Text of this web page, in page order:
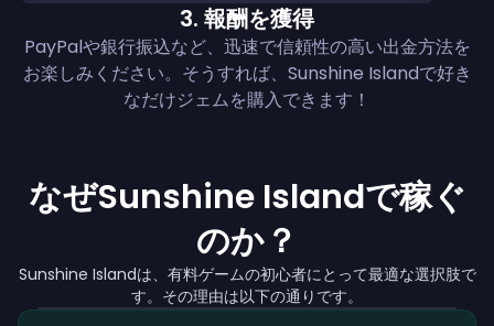
3. 報酬を獲得
PayPalや銀行振込など、迅速で信頼性の高い出金方法を
お楽しみください。そうすれば、Sunshine Islandで好き
なだけジェムを購入できます！
なぜSunshine Islandで稼ぐ
のか？
Sunshine Islandは、有料ゲームの初心者にとって最適な選択肢で
す。その理由は以下の通りです。